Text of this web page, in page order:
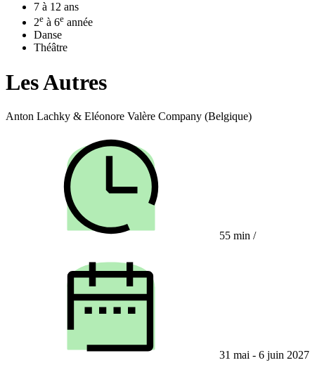
7 à 12 ans
2e à 6e année
Danse
Théâtre
Les Autres
Anton Lachky & Eléonore Valère Company (Belgique)
55 min /
31 mai - 6 juin 2027